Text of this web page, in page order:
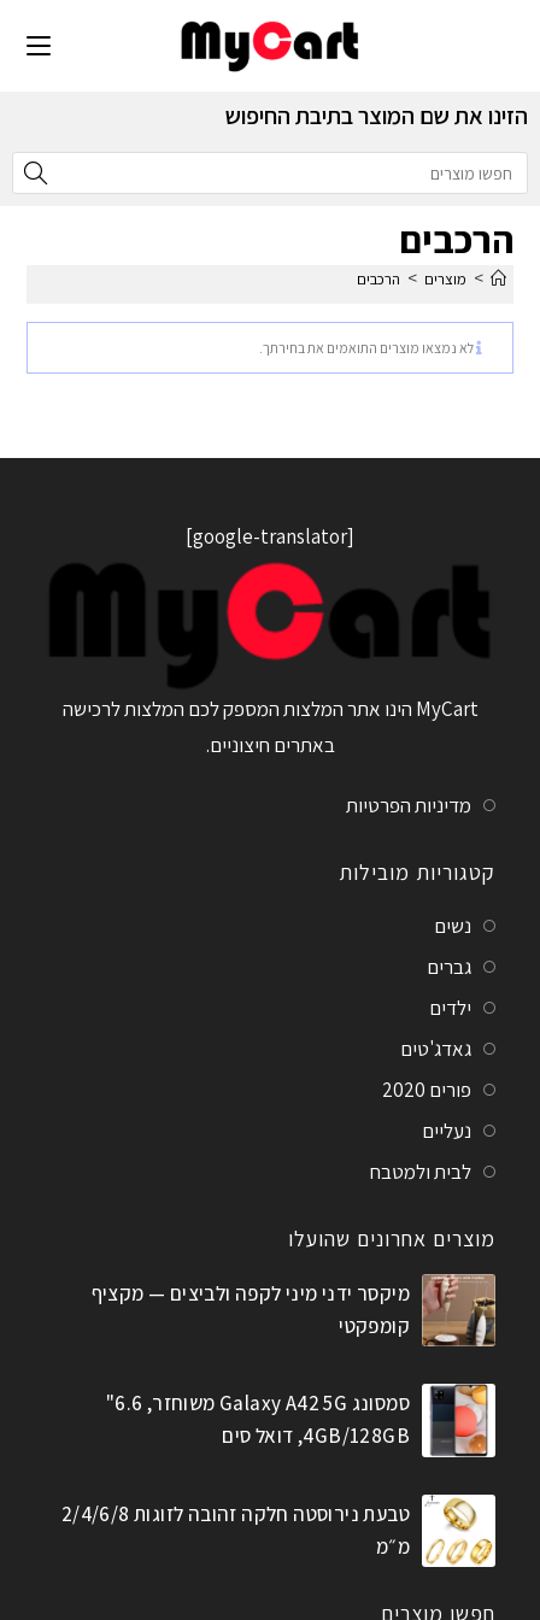
הזינו את שם המוצר בתיבת החיפוש
הרכבים
> מוצרים > הרכבים
לא נמצאו מוצרים התואמים את בחירתך.
[google-translator]
MyCart הינו אתר המלצות המספק לכם המלצות לרכישה
באתרים חיצוניים.
מדיניות הפרטיות
קטגוריות מובילות
נשים
גברים
ילדים
גאדג'טים
פורים 2020
נעליים
לבית ולמטבח
מוצרים אחרונים שהועלו
מיקסר ידני מיני לקפה ולביצים — מקציף
קומפקטי
סמסונג Galaxy A42 5G משוחזר, 6.6"
4GB/128GB, דואל סים
טבעת נירוסטה חלקה זהובה לזוגות 2/4/6/8
מ״מ
חפשו מוצרים